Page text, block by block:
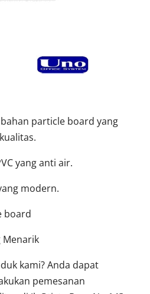
particle board yang
yang anti air.
modern.
board
Menarik
kami? Anda dapat
pemesanan